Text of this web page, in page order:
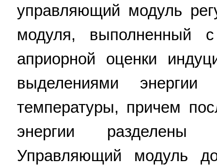
управляющий модуль
модуля, выполненный
априорной оценки
выделениями
температуры, причем
энергии разделены
Управляющий модуль